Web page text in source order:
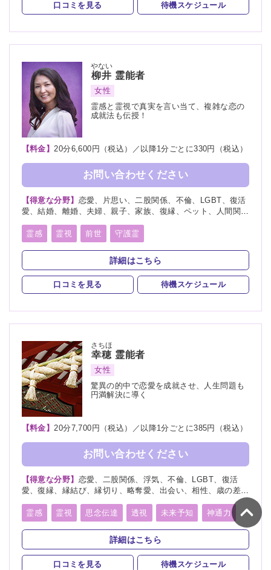
口コミを見る 待機スケジュール
柳井
やない
霊能者
女性
霊感と霊視で真実を言い当て、複雑な恋の
成就法も伝授！
【料金】20分6,600円（税込）／以降1分ごとに330円（税込）
お問い合わせください
【得意な分野】 恋愛、片思い、二股関係、不倫、LGBT、復活
愛、結婚、離婚、夫婦、親子、家族、復縁、ペット、人間関
来、育児、健康、金運、仕事、引越し、開運、浮気、総合運
霊感 霊視 前世 守護霊
スピリチュアルカウンセリング
詳細はこちら
口コミを見る 待機スケジュール
幸穂
さちほ
霊能者
女性
驚異の的中で恋愛を成就させ、人生問題も
円満解決に導く
【料金】20分7,700円（税込）／以降1分ごとに385円（税込）
お問い合わせください
【得意な分野】 恋愛、二股関係、浮気、不倫、LGBT、復活
愛、復縁、縁結び、縁切り、略奪愛、出会い、相性、歳の差、
遠距離恋愛、結婚、夫婦、離婚、親子、家族、子宝、子供、育
児、教育、介護、進路、学業、受験、就職、適職、仕事、転
職、経営、人間関係、健康、金運、引越し、開運、故人、生
霊、相手の気持ち、人探し、物探し
霊感 霊視 思念伝達 透視 未来予知 神通力
守護霊 縁結び 縁切り 除霊 祈願
詳細はこちら
口コミを見る 待機スケジュール